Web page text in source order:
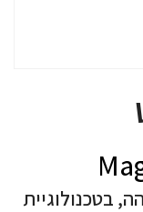
בטכנולוגיית